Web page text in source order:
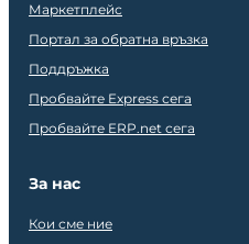
Маркетплейс
Портал за обратна връзка
Поддръжка
Пробвайте Express сега
Пробвайте ERP.net сега
За нас
Кои сме ние